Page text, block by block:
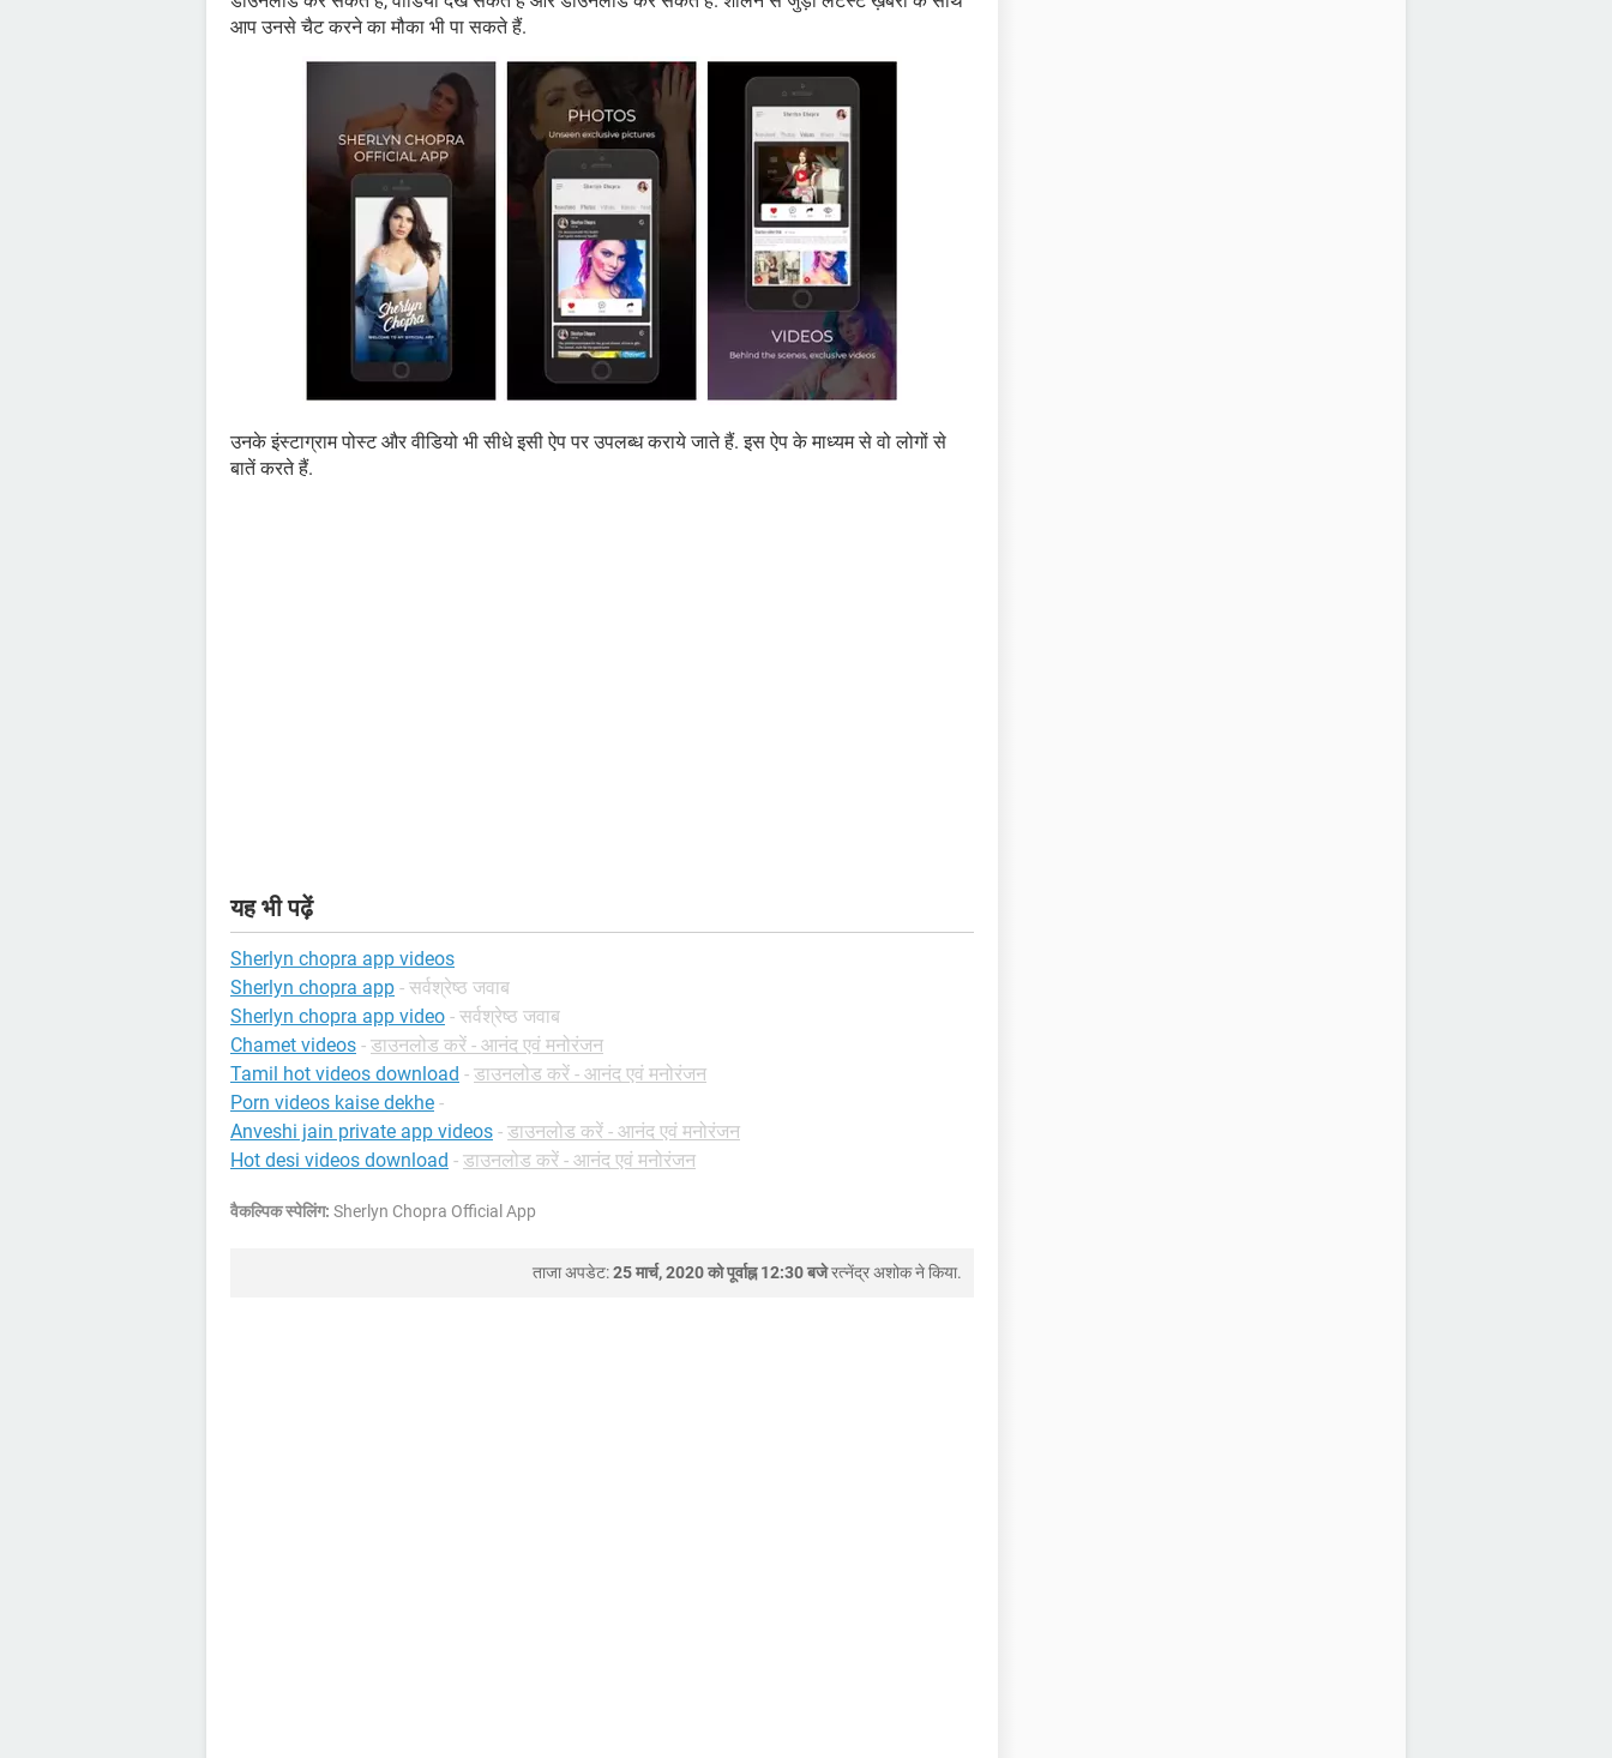
आप उनसे चैट करने का मौका भी पा सकते हैं.
उनके इंस्टाग्राम पोस्ट और वीडियो भी सीधे इसी ऐप पर उपलब्ध कराये जाते हैं. इस ऐप के माध्यम से वो लोगों से
बातें करते हैं.
यह भी पढ़ें
Sherlyn chopra app videos
Sherlyn chopra app - सर्वश्रेष्ठ जवाब
Sherlyn chopra app video - सर्वश्रेष्ठ जवाब
Chamet videos - डाउनलोड करें - आनंद एवं मनोरंजन
Tamil hot videos download - डाउनलोड करें - आनंद एवं मनोरंजन
Porn videos kaise dekhe -
Anveshi jain private app videos - डाउनलोड करें - आनंद एवं मनोरंजन
Hot desi videos download - डाउनलोड करें - आनंद एवं मनोरंजन
वैकल्पिक स्पेलिंग: Sherlyn Chopra Official App
ताजा अपडेट:25 मार्च, 2020 को पूर्वाह्न 12:30 बजेरत्नेंद्र अशोकने किया.